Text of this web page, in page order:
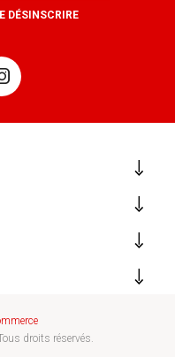
DÉSINSCRIRE
droits réservés.